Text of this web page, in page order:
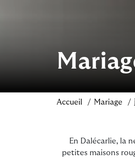
Accueil Mariage
En Dalécarlie, la
petites maisons